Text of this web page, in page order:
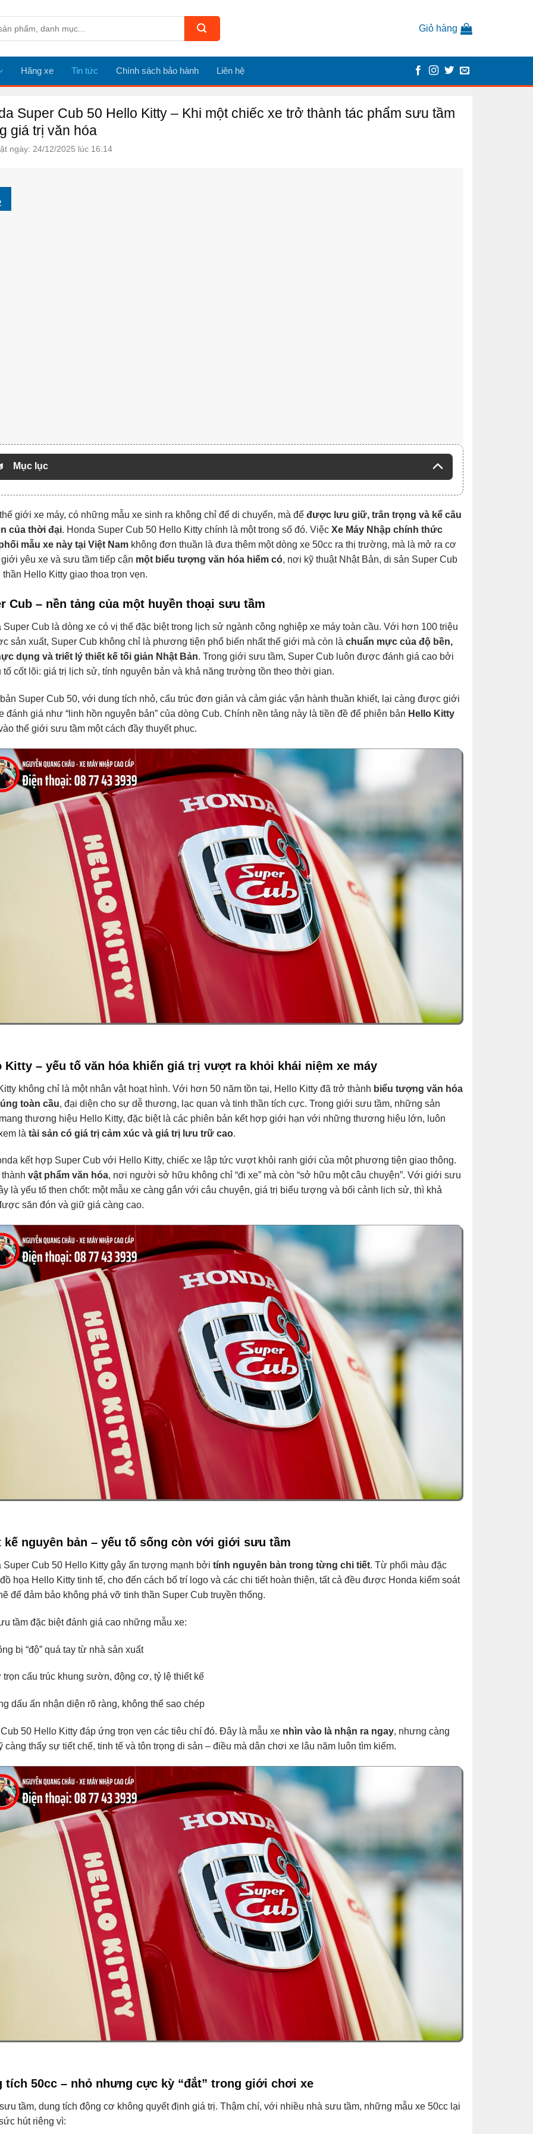
Giỏ hàng
Hãng xe Tin tức Chính sách bảo hành Liên hệ
Super Cub 50 Hello Kitty – Khi một chiếc xe trở thành tác phẩm sưu tầm
giá trị văn hóa
ngày: 24/12/2025 lúc 16:14
Mục lục
giới xe máy, có những mẫu xe sinh ra không chỉ để di chuyển, mà để được lưu giữ, trân trọng và kể câu
của thời đại. Honda Super Cub 50 Hello Kitty chính là một trong số đó. Việc Xe Máy Nhập chính thức
mẫu xe này tại Việt Nam không đơn thuần là đưa thêm một dòng xe 50cc ra thị trường, mà là mở ra cơ
yêu xe và sưu tầm tiếp cận một biểu tượng văn hóa hiếm có, nơi kỹ thuật Nhật Bản, di sản Super Cub
thần Hello Kitty giao thoa trọn vẹn.
Cub – nền tảng của một huyền thoại sưu tầm
Super Cub là dòng xe có vị thế đặc biệt trong lịch sử ngành công nghiệp xe máy toàn cầu. Với hơn 100 triệu
sản xuất, Super Cub không chỉ là phương tiện phổ biến nhất thế giới mà còn là chuẩn mực của độ bền,
dụng và triết lý thiết kế tối giản Nhật Bản. Trong giới sưu tầm, Super Cub luôn được đánh giá cao bởi
tố cốt lõi: giá trị lịch sử, tính nguyên bản và khả năng trường tồn theo thời gian.
Super Cub 50, với dung tích nhỏ, cấu trúc đơn giản và cảm giác vận hành thuần khiết, lại càng được giới
đánh giá như “linh hồn nguyên bản” của dòng Cub. Chính nền tảng này là tiền đề để phiên bản Hello Kitty
thế giới sưu tầm một cách đầy thuyết phục.
Kitty – yếu tố văn hóa khiến giá trị vượt ra khỏi khái niệm xe máy
không chỉ là một nhân vật hoạt hình. Với hơn 50 năm tồn tại, Hello Kitty đã trở thành biểu tượng văn hóa
toàn cầu, đại diện cho sự dễ thương, lạc quan và tinh thần tích cực. Trong giới sưu tầm, những sản
thương hiệu Hello Kitty, đặc biệt là các phiên bản kết hợp giới hạn với những thương hiệu lớn, luôn
là tài sản có giá trị cảm xúc và giá trị lưu trữ cao.
kết hợp Super Cub với Hello Kitty, chiếc xe lập tức vượt khỏi ranh giới của một phương tiện giao thông.
vật phẩm văn hóa, nơi người sở hữu không chỉ “đi xe” mà còn “sở hữu một câu chuyện”. Với giới sưu
là yếu tố then chốt: một mẫu xe càng gắn với câu chuyện, giá trị biểu tượng và bối cảnh lịch sử, thì khả
săn đón và giữ giá càng cao.
kế nguyên bản – yếu tố sống còn với giới sưu tầm
Super Cub 50 Hello Kitty gây ấn tượng mạnh bởi tính nguyên bản trong từng chi tiết. Từ phối màu đặc
họa Hello Kitty tinh tế, cho đến cách bố trí logo và các chi tiết hoàn thiện, tất cả đều được Honda kiểm soát
để đảm bảo không phá vỡ tinh thần Super Cub truyền thống.
tầm đặc biệt đánh giá cao những mẫu xe:
bị “độ” quá tay từ nhà sản xuất
trọn cấu trúc khung sườn, động cơ, tỷ lệ thiết kế
dấu ấn nhận diện rõ ràng, không thể sao chép
50 Hello Kitty đáp ứng trọn vẹn các tiêu chí đó. Đây là mẫu xe nhìn vào là nhận ra ngay, nhưng càng
càng thấy sự tiết chế, tinh tế và tôn trọng di sản – điều mà dân chơi xe lâu năm luôn tìm kiếm.
tích 50cc – nhỏ nhưng cực kỳ “đắt” trong giới chơi xe
tầm, dung tích động cơ không quyết định giá trị. Thậm chí, với nhiều nhà sưu tầm, những mẫu xe 50cc lại
hút riêng vì: